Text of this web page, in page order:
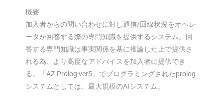
概要
加入者からの問い合わせに対し通信/回線状況をオペレ
ータが回答する際の専門知識を提供するシステム。回
答する専門知識は事実関係を基に推論した上で提供さ
れる為、より高度なアドバイスを加入者に提供でき
る。「AZ-Prolog ver5」でプログラミングされたprolog
システムとしては、最大規模のAIシステム。